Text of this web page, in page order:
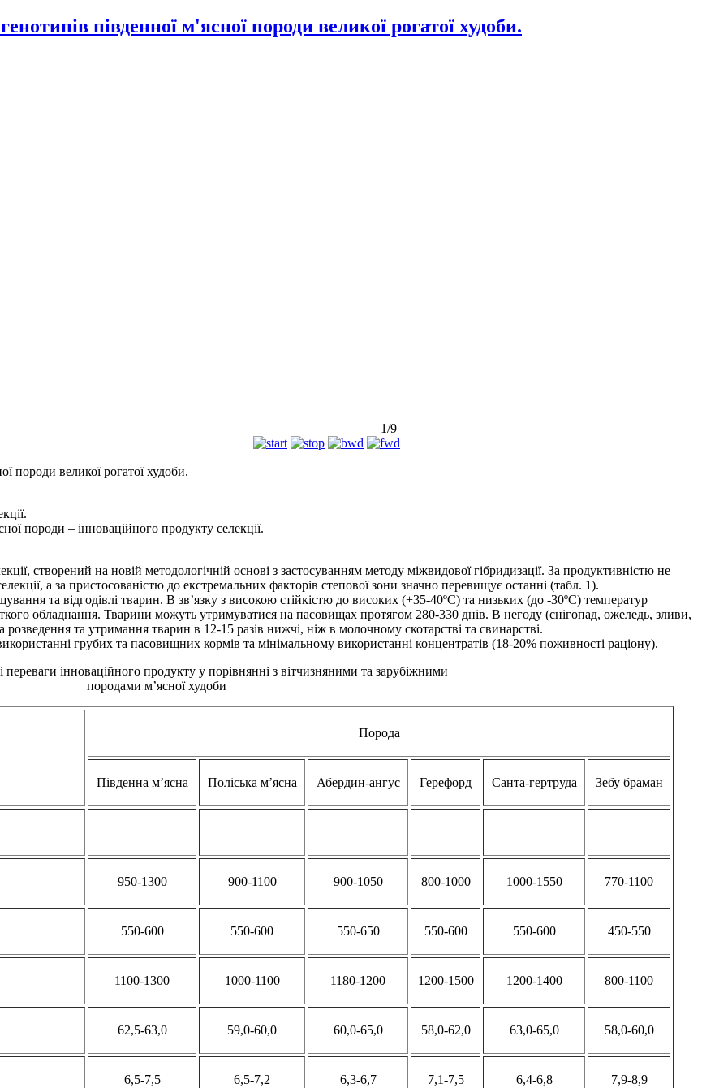
південної м'ясної породи великої рогатої худоби.
1/9
породи великої рогатої худоби.
породи – інноваційного продукту селекції.
створений на новій методологічній основі з застосуванням методу міжвидової гібридизації. За продуктивністю не
а за пристосованістю до екстремальних факторів степової зони значно перевищує останні (табл. 1).
та відгодівлі тварин. В зв’язку з високою стійкістю до високих (+35-40ºС) та низьких (до -30ºС) температур
обладнання. Тварини можуть утримуватися на пасовищах протягом 280-330 днів. В негоду (снігопад, ожеледь, зливи,
та утримання тварин в 12-15 разів нижчі, ніж в молочному скотарстві та свинарстві.
грубих та пасовищних кормів та мінімальному використанні концентратів (18-20% поживності раціону).
переваги інноваційного продукту у порівнянні з вітчизняними та зарубіжними
породами м’ясної худоби
Порода
Південна м’ясна Поліська м’ясна Абердин-ангус Герефорд Санта-гертруда Зебу браман
950-1300 900-1100 900-1050 800-1000 1000-1550 770-1100
550-600 550-600 550-650 550-600 550-600 450-550
1100-1300 1000-1100 1180-1200 1200-1500 1200-1400 800-1100
62,5-63,0 59,0-60,0 60,0-65,0 58,0-62,0 63,0-65,0 58,0-60,0
6,5-7,5 6,5-7,2 6,3-6,7 7,1-7,5 6,4-6,8 7,9-8,9